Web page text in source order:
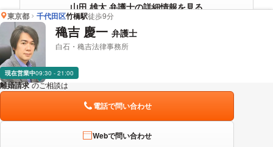
山田 雄太 弁護士の詳細情報を見る
東京都 千代田区竹橋駅徒歩9分
穐吉 慶一 弁護士
白石・穐吉法律事務所
現在営業中09:30 - 21:00
離婚請求 のご相談は
電話で問い合わせ
Webで問い合わせ